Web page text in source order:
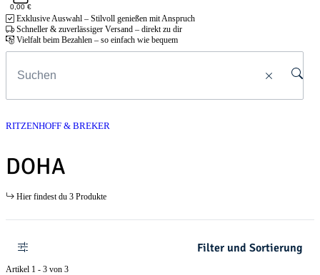
0,00 €
Exklusive Auswahl – Stilvoll genießen mit Anspruch
Schneller & zuverlässiger Versand – direkt zu dir
Vielfalt beim Bezahlen – so einfach wie bequem
RITZENHOFF & BREKER
DOHA
Hier findest du 3 Produkte
Filter und Sortierung
Artikel 1 - 3 von 3